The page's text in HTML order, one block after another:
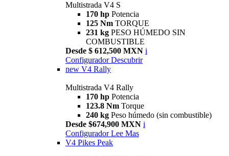
Multistrada V4 S
170 hp Potencia
125 Nm TORQUE
231 kg PESO HÚMEDO SIN
COMBUSTIBLE
Desde $ 612,500 MXN i
Configurador Descubrir
new V4 Rally
Multistrada V4 Rally
170 hp Potencia
123.8 Nm Torque
240 kg Peso húmedo (sin combustible)
Desde $674,900 MXN i
Configurador Lee Mas
V4 Pikes Peak